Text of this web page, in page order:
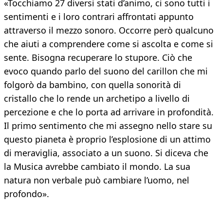
«Tocchiamo 27 diversi stati d’animo, ci sono tutti i
sentimenti e i loro contrari affrontati appunto
attraverso il mezzo sonoro. Occorre però qualcuno
che aiuti a comprendere come si ascolta e come si
sente. Bisogna recuperare lo stupore. Ciò che
evoco quando parlo del suono del carillon che mi
folgorò da bambino, con quella sonorità di
cristallo che lo rende un archetipo a livello di
percezione e che lo porta ad arrivare in profondità.
Il primo sentimento che mi assegno nello stare su
questo pianeta è proprio l’esplosione di un attimo
di meraviglia, associato a un suono. Si diceva che
la Musica avrebbe cambiato il mondo. La sua
natura non verbale può cambiare l’uomo, nel
profondo».